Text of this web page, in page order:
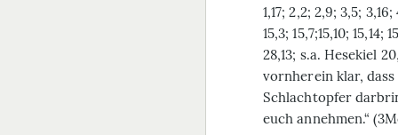
1,17; 2,2; 2,9; 3,5;
15,3; 15,7;15,10;
28,13; s.a. Hesekiel
vornherein klar,
Schlachtopfer
euch annehmen.“